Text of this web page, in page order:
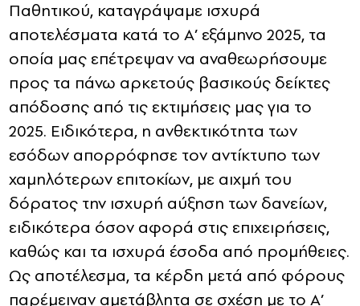
Παθητικού, καταγράψαμε ισχυρά
αποτελέσματα κατά το Α’ εξάμηνο 2025, τα
οποία μας επέτρεψαν να αναθεωρήσουμε
προς τα πάνω αρκετούς βασικούς δείκτες
απόδοσης από τις εκτιμήσεις μας για το
2025. Ειδικότερα, η ανθεκτικότητα των
εσόδων απορρόφησε τον αντίκτυπο των
χαμηλότερων επιτοκίων, με αιχμή του
δόρατος την ισχυρή αύξηση των δανείων,
ειδικότερα όσον αφορά στις επιχειρήσεις,
καθώς και τα ισχυρά έσοδα από προμήθειες.
Ως αποτέλεσμα, τα κέρδη μετά από φόρους
παρέμειναν αμετάβλητα σε σχέση με το Α’